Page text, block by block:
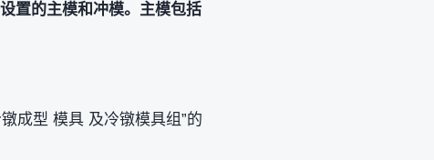
置的主模和冲模。主模包括
成型 模具 及冷镦模具组”的